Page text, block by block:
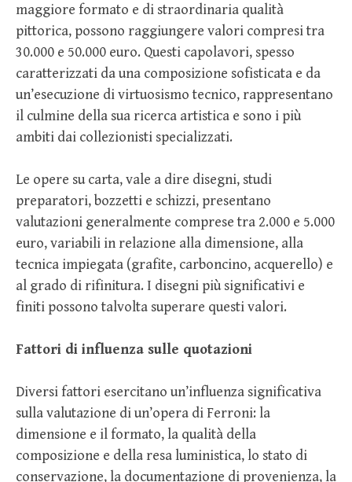
maggiore formato e di straordinaria qualità
pittorica, possono raggiungere valori compresi tra
30.000 e 50.000 euro. Questi capolavori, spesso
caratterizzati da una composizione sofisticata e da
un’esecuzione di virtuosismo tecnico, rappresentano
il culmine della sua ricerca artistica e sono i più
ambiti dai collezionisti specializzati.
Le opere su carta, vale a dire disegni, studi
preparatori, bozzetti e schizzi, presentano
valutazioni generalmente comprese tra 2.000 e 5.000
euro, variabili in relazione alla dimensione, alla
tecnica impiegata (grafite, carboncino, acquerello) e
al grado di rifinitura. I disegni più significativi e
finiti possono talvolta superare questi valori.
Fattori di influenza sulle quotazioni
Diversi fattori esercitano un’influenza significativa
sulla valutazione di un’opera di Ferroni: la
dimensione e il formato, la qualità della
composizione e della resa luministica, lo stato di
conservazione, la documentazione di provenienza, la